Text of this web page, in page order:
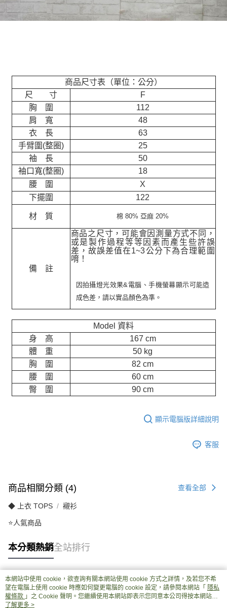
商品尺寸表（單位：公分）
尺 寸
F
胸 圍
112
肩 寬
48
衣 長
63
手臂圍(整圈)
25
袖 長
50
袖口寬(整圈)
18
腰 圍
X
下擺圍
122
材 質 棉 80% 亞麻 20%
備 註
商品之尺寸，可能會因測量方式不同，
或是製作過程等等因素而產生些許誤
差，故誤差值在1~3公分下為合理範圍
唷！
因拍攝燈光效果&電腦、手機螢幕顯示可能造
成色差，請以實品顏色為準。
Model 資料
身 高
167 cm
體 重
50 kg
胸 圍
82 cm
腰 圍
60 cm
臀 圍
90 cm
顯示電腦版詳細說明
客服
商品相關分類 (4) 查看全部
◆ 上衣 TOPS 襯衫
⭐人氣商品
本分類熱銷全站排行
熱門標籤
本網站中使用 cookie，欲查詢有關本網站使用 cookie 方式之詳情，及若您不希
望在電腦上使用 cookie 時應如何變更電腦的 cookie 設定，請參閱本網站「 隱私
權條款 」之 Cookie 聲明。您繼續使用本網站即表示您同意本公司得按本網站使
用條款之 Cookie 聲明使用 cookie。
了解更多 >